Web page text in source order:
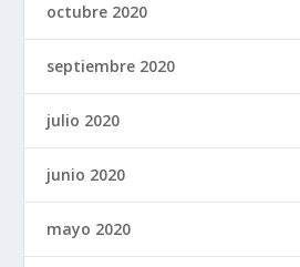
octubre 2020
septiembre 2020
julio 2020
junio 2020
mayo 2020